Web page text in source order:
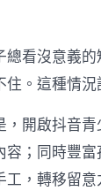
總看沒意義
住。這種情況
，開啟抖音
容；同時豐
工，轉移留